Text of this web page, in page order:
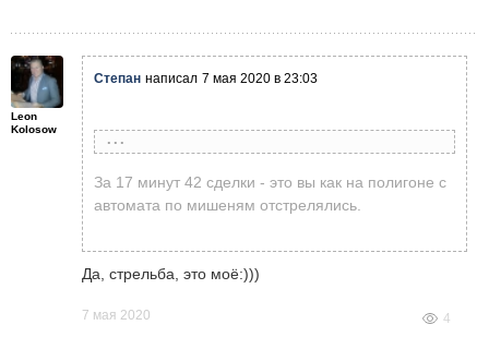
Leon
Kolosow
Степан написал 7 мая 2020 в 23:03
Leon Kolosow написал 7 мая 2020 в 22:27
Сегодня тоже тренировался (на Демо).Но,
натуре, очень увлекающийся и
эмоциональный. Стараюсь с этим бороться,
минут было сделано 42 сделки: 27 зарылись
За 17 минут 42 сделки - это вы как на полигоне с
автомата по мишеням отстрелялись.
Да, стрельба, это моё:)))
7 мая 2020 4